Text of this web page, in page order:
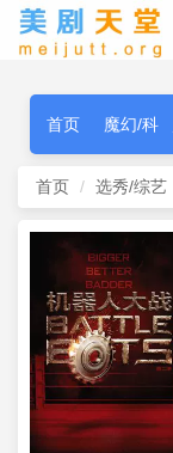
首页 魔幻/科
幻
首页 选秀/综艺